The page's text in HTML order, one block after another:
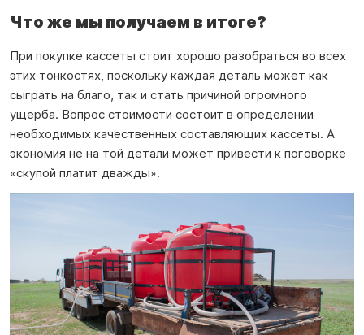
Что же мы получаем в итоге?
При покупке кассеты стоит хорошо разобраться во всех
этих тонкостях, поскольку каждая деталь может как
сыграть на благо, так и стать причиной огромного
ущерба. Вопрос стоимости состоит в определении
необходимых качественных составляющих кассеты. А
экономия не на той детали может привести к поговорке
«скупой платит дважды».